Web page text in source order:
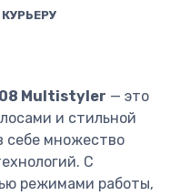
Multistyler — это
и стильной
себе множество
С
режимами работы,